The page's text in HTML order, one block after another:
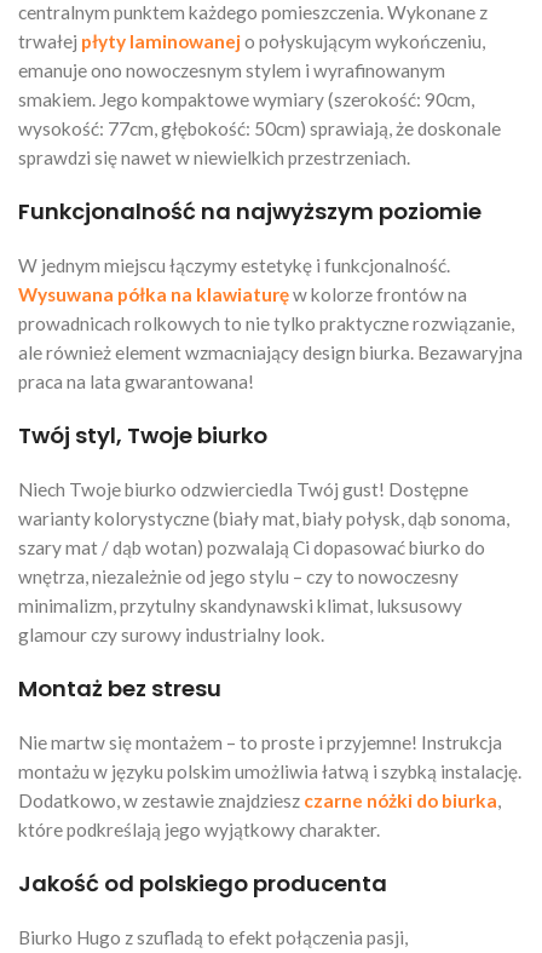
centralnym punktem każdego pomieszczenia. Wykonane z
trwałej płyty laminowanejo połyskującym wykończeniu,
emanuje ono nowoczesnym stylem i wyrafinowanym
smakiem. Jego kompaktowe wymiary (szerokość: 90cm,
wysokość: 77cm, głębokość: 50cm) sprawiają, że doskonale
sprawdzi się nawet w niewielkich przestrzeniach.
Funkcjonalność na najwyższym poziomie
W jednym miejscu łączymy estetykę i funkcjonalność.
Wysuwana półka na klawiaturęw kolorze frontów na
prowadnicach rolkowych to nie tylko praktyczne rozwiązanie,
ale również element wzmacniający design biurka. Bezawaryjna
praca na lata gwarantowana!
Twój styl, Twoje biurko
Niech Twoje biurko odzwierciedla Twój gust! Dostępne
warianty kolorystyczne (biały mat, biały połysk, dąb sonoma,
szary mat / dąb wotan) pozwalają Ci dopasować biurko do
wnętrza, niezależnie od jego stylu – czy to nowoczesny
minimalizm, przytulny skandynawski klimat, luksusowy
glamour czy surowy industrialny look.
Montaż bez stresu
Nie martw się montażem – to proste i przyjemne! Instrukcja
montażu w języku polskim umożliwia łatwą i szybką instalację.
Dodatkowo, w zestawie znajdziesz czarne nóżki do biurka,
które podkreślają jego wyjątkowy charakter.
Jakość od polskiego producenta
Biurko Hugo z szufladą to efekt połączenia pasji,